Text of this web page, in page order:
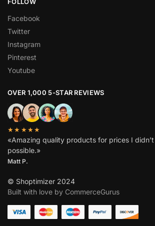
FOLLOW
Facebook
Twitter
Instagram
Pinterest
Youtube
OVER 1,000 5-STAR REVIEWS
★★★★★
«Amazing quality products for prices I
possible.»
Matt P.
© Shoptimizer 2024
Built with love by CommerceGurus